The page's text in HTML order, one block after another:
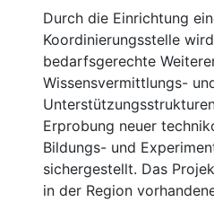
Durch die Einrichtung
Koordinierungsstelle
bedarfsgerechte
Wissensvermittlungs-
Erprobung neuer
Bildungs- und
sichergestellt. Das
in der Region